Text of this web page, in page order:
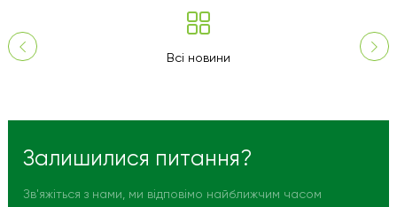
Всі новини
Залишилися питання?
Зв'яжіться з нами, ми відповімо найближчим часом